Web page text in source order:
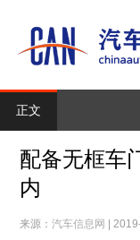
正文
配备无框车
内
来源：汽车信息网 |